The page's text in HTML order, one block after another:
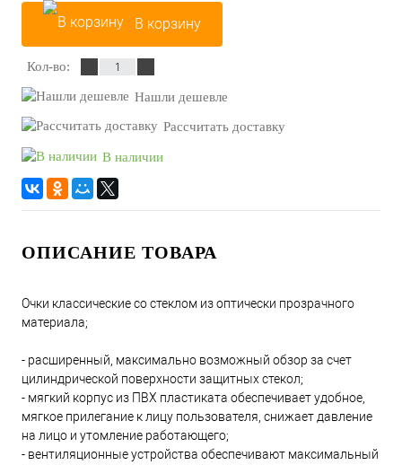
В корзину
Кол-во:
Нашли дешевле
Рассчитать доставку
В наличии
ОПИСАНИЕ ТОВАРА
Очки классические со стеклом из оптически прозрачного
материала;
- расширенный, максимально возможный обзор за счет
цилиндрической поверхности защитных стекол;
- мягкий корпус из ПВХ пластиката обеспечивает удобное,
мягкое прилегание к лицу пользователя, снижает давление
на лицо и утомление работающего;
- вентиляционные устройства обеспечивают максимальный